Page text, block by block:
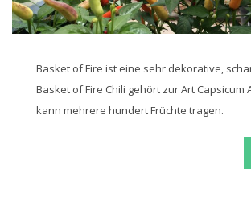
Basket of Fire ist eine sehr dekorative,
Basket of Fire Chili gehört zur Art Capsicum
kann mehrere hundert Früchte tragen.